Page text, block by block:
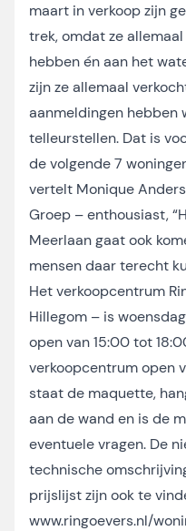
maart in verkoop zijn
trek, omdat ze
hebben én aan het
zijn ze allemaal
aanmeldingen hebben
telleurstellen. Dat is
de volgende 7
vertelt Monique
Groep – enthousiast,
Meerlaan gaat ook
mensen daar terecht
Het verkoopcentrum
Hillegom – is
open van 15:00 tot
verkoopcentrum open
staat de maquette,
aan de wand en is de
eventuele vragen. De
technische
prijslijst zijn ook te
www.ringoevers.nl/